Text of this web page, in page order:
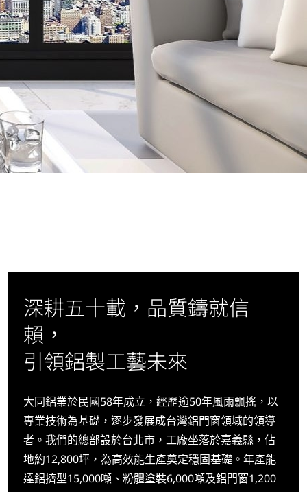
深耕五十載，品質鑄就信
賴，
引領鋁製工藝未來
大同鋁業於民國58年成立，經歷逾50年風雨飄搖，以
專業技術為基礎，逐步發展成台灣鋁門窗領域的領導
者。我們的總部設於台北市，工廠坐落於嘉義縣，佔
地約12,800坪，為高效能生產奠定穩固基礎。年產能
達鋁擠型15,000噸、粉體塗裝6,000噸及鋁門窗1,200